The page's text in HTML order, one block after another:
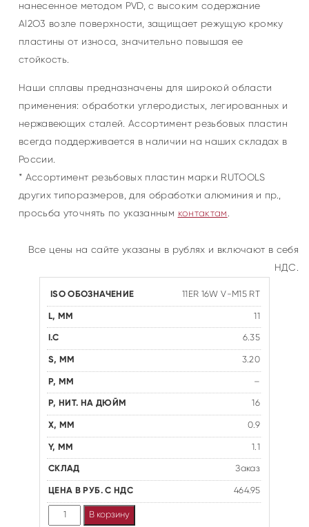
нанесенное методом PVD, с высоким содержание
Al2O3 возле поверхности, защищает режущую кромку
пластины от износа, значительно повышая ее
стойкость.
Наши сплавы предназначены для широкой области
применения: обработки углеродистых, легированных и
нержавеющих сталей. Ассортимент резьбовых пластин
всегда поддерживается в наличии на наших складах в
России.
* Ассортимент резьбовых пластин марки RUTOOLS
других типоразмеров, для обработки алюминия и пр.,
просьба уточнять по указанным контактам .
Все цены на сайте указаны в рублях и включают в себя
НДС.
11ER 16W V-M15 RT
11
6.35
3.20
–
16
0.9
1.1
Заказ
464.95
КоличествоВ корзину